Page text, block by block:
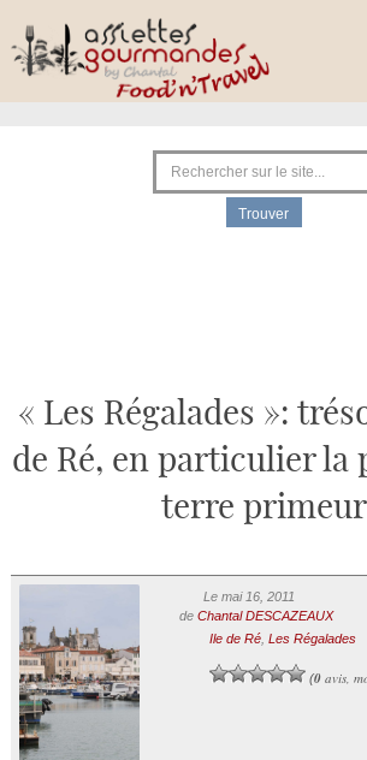
« Les Régalades »:
de Ré, en particulier la
terre primeur
Le mai 16, 2011
de Chantal DESCAZEAUX
Ile de Ré, Les Régalades
(0avis,